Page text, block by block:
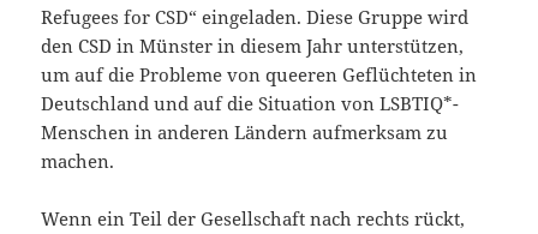
Refugees for CSD“ eingeladen. Diese Gruppe wird
den CSD in Münster in diesem Jahr unterstützen,
um auf die Probleme von queeren Geflüchteten in
Deutschland und auf die Situation von LSBTIQ*-
Menschen in anderen Ländern aufmerksam zu
machen.
Wenn ein Teil der Gesellschaft nach rechts rückt,